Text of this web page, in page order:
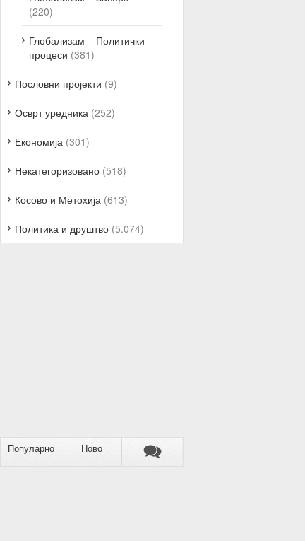
(220)
Глобализам – Политички
процеси (381)
Пословни пројекти (9)
Осврт уредника (252)
Економија (301)
Некатегоризовано (518)
Косово и Метохија (613)
Политика и друштво (5.074)
Популарно Ново